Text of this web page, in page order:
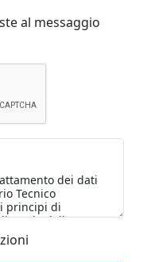
al messaggio